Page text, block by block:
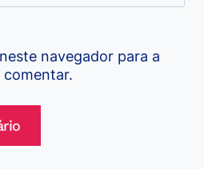
navegador para a
comentar.